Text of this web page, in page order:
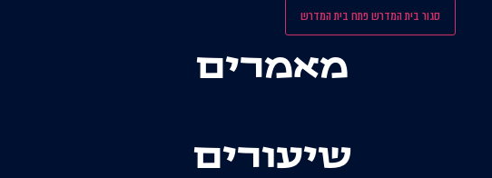
סגור בית המדרשפתח בית המדרש
מאמרים
שיעורים